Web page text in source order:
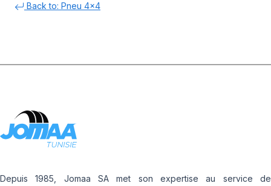
Back to: Pneu 4x4
Depuis 1985, Jomaa SA met son expertise au service de